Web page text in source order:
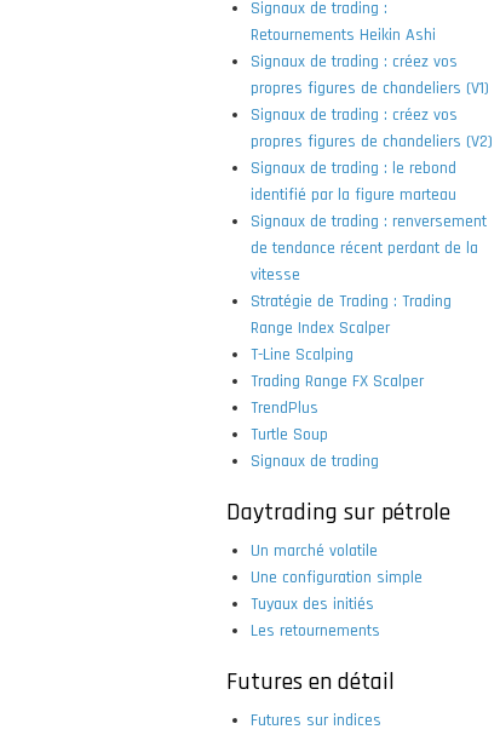
Signaux de trading :
Retournements Heikin Ashi
Signaux de trading : créez vos
propres figures de chandeliers (V1)
Signaux de trading : créez vos
propres figures de chandeliers (V2)
Signaux de trading : le rebond
identifié par la figure marteau
Signaux de trading : renversement
de tendance récent perdant de la
vitesse
Stratégie de Trading : Trading
Range Index Scalper
T-Line Scalping
Trading Range FX Scalper
TrendPlus
Turtle Soup
Signaux de trading
Daytrading sur pétrole
Un marché volatile
Une configuration simple
Tuyaux des initiés
Les retournements
Futures en détail
Futures sur indices